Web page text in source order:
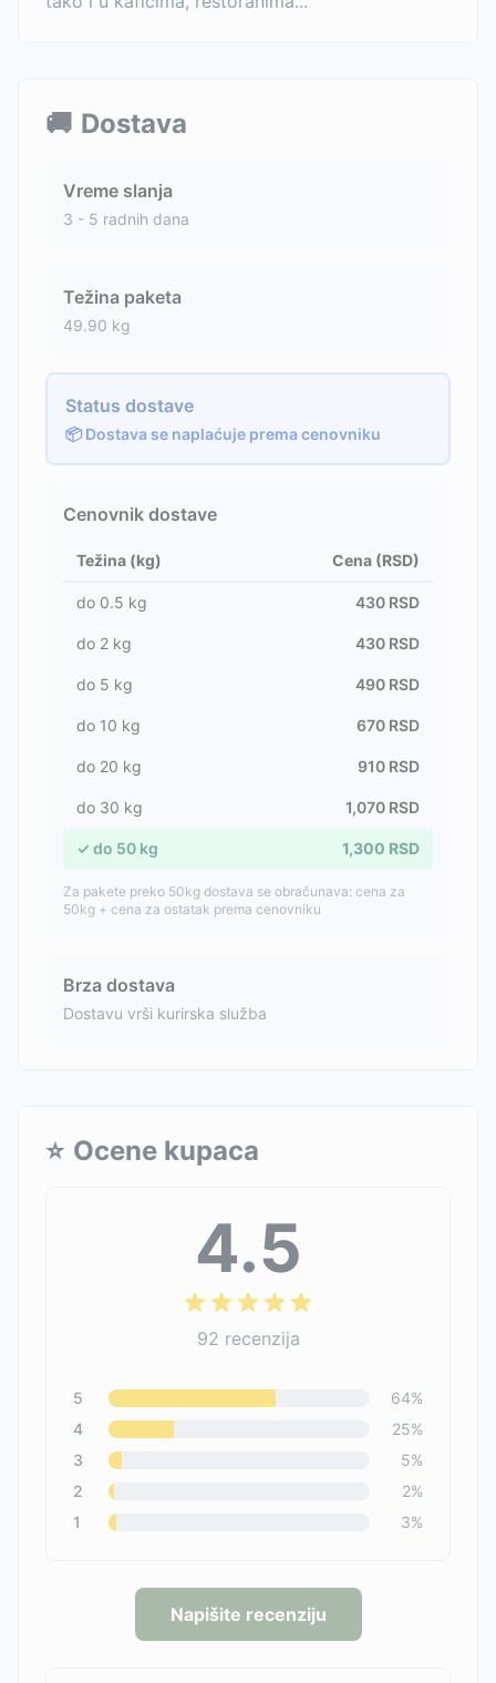
🚚 Dostava
Vreme slanja
3 - 5 radnih dana
Težina paketa
49.90 kg
Status dostave
📦 Dostava se naplaćuje prema cenovniku
Cenovnik dostave
Težina (kg) Cena (RSD)
do 0.5 kg 430 RSD
do 2 kg 430 RSD
do 5 kg 490 RSD
do 10 kg 670 RSD
do 20 kg 910 RSD
do 30 kg 1,070 RSD
✓ do 50 kg 1,300 RSD
Za pakete preko 50kg dostava se obračunava: cena za
50kg + cena za ostatak prema cenovniku
Brza dostava
Dostavu vrši kurirska služba
⭐ Ocene kupaca
4.5
92 recenzija
5 64%
4
25%
3
5%
2
2%
1
3%
Napišite recenziju